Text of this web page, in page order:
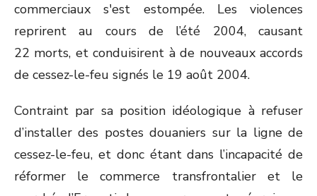
commerciaux s'est estompée. Les violences
reprirent au cours de l’été 2004, causant
22 morts, et conduisirent à de nouveaux accords
de cessez-le-feu signés le 19 août 2004.
Contraint par sa position idéologique à refuser
d’installer des postes douaniers sur la ligne de
cessez-le-feu, et donc étant dans l’incapacité de
réformer le commerce transfrontalier et le